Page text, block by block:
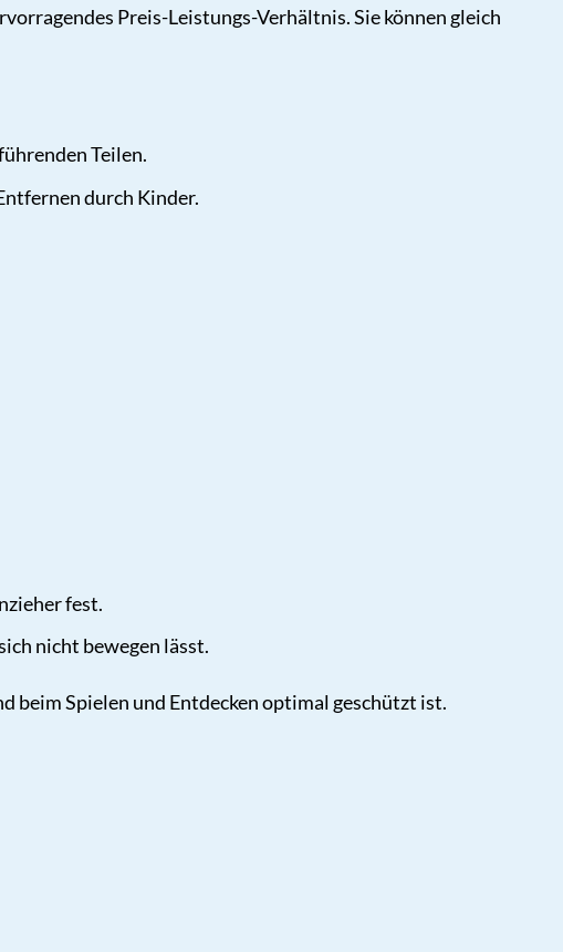
Preis-Leistungs-Verhältnis. Sie können gleich
Teilen.
durch Kinder.
fest.
nicht bewegen lässt.
beim Spielen und Entdecken optimal geschützt ist.